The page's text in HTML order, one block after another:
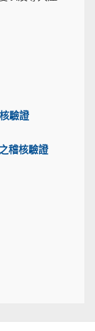
驗證
稽核驗證